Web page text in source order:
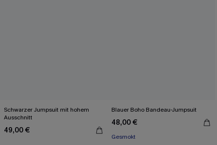
Schwarzer Jumpsuit mit hohem
Ausschnitt
49,00 €
Blauer Boho Bandeau-Jumpsuit
48,00 €
Gesmokt